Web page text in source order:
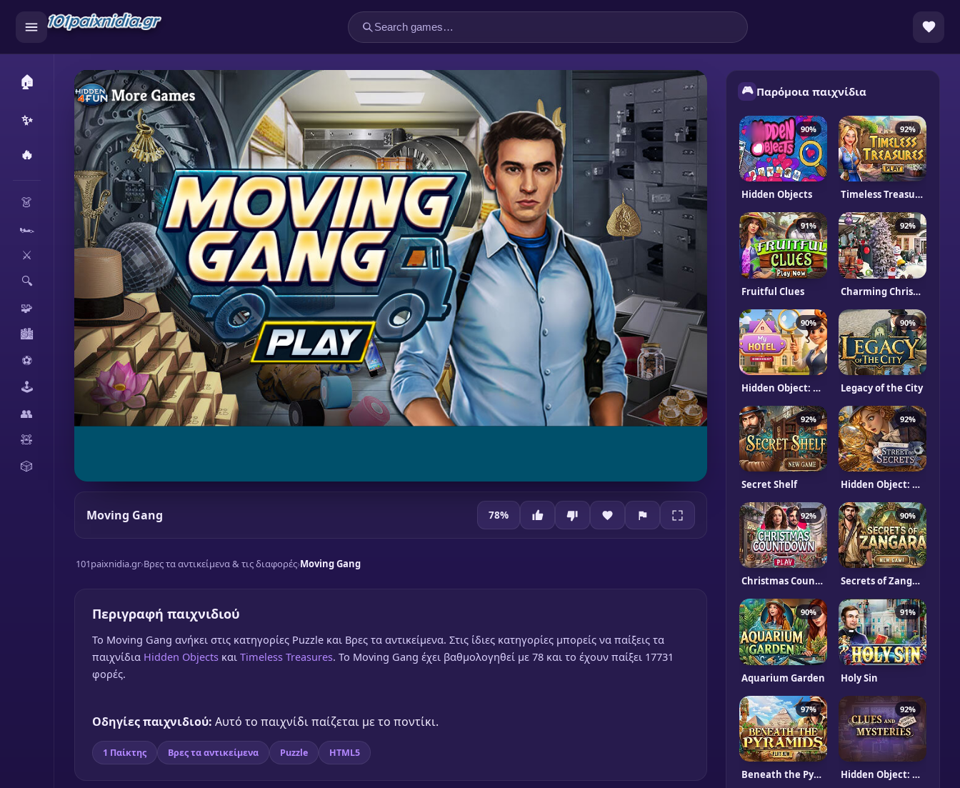
🏠
✨
🔥
👗
🏎️
⚔️
🔍
🧩
🏙️
⚽
🕹️
👥
🧸
🎲
Moving Gang 78%
101paixnidia.gr›Βρες τα αντικείμενα & τις διαφορές›Moving Gang
Περιγραφή παιχνιδιού
To Moving Gang ανήκει στις κατηγορίες Puzzle και Βρες τα αντικείμενα. Στις ίδιες κατηγορίες μπορείς να παίξεις τα
παιχνίδια Hidden Objects και Timeless Treasures. Το Moving Gang έχει βαθμολογηθεί με 78 και το έχουν παίξει 17731
φορές.
Οδηγίες παιχνιδιού: Αυτό το παιχνίδι παίζεται με το ποντίκι.
1 Παίκτης Βρες τα αντικείμενα Puzzle HTML5
🎮 Παρόμοια παιχνίδια
90%
Hidden Objects
92%
Timeless Treasures
91%
Fruitful Clues
92%
Charming Christmas
90%
Hidden Object: My Hotel
90%
Legacy of the City
92%
Secret Shelf
92%
Hidden Object: Street Of Secrets
92%
Christmas Countdown
90%
Secrets of Zangara
90%
Aquarium Garden
91%
Holy Sin
97%
Beneath the Pyramids
92%
Hidden Object: Clues and Mysteries